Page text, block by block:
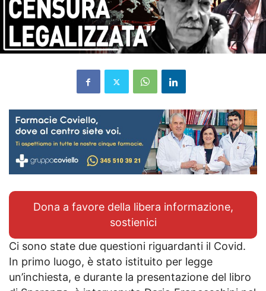
Dona a favore della libera informazione,
sostienici
Ci sono state due questioni riguardanti il Covid.
In primo luogo, è stato istituito per legge
un’inchiesta, e durante la presentazione del libro